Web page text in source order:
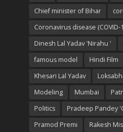
Chief minister of Bihar
Coronavirus disease (COVID-
Dinesh Lal Yadav 'Nirahu '
famous model
Hindi Film
Khesari Lal Yadav
Modeling
Mumbai
Politics
Pradeep Pandey
Pramod Premi
Rakesh